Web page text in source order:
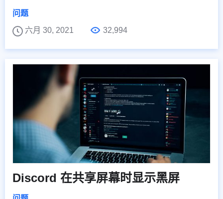
问题
六月 30, 2021
32,994
Discord 在共享屏幕时显示黑屏